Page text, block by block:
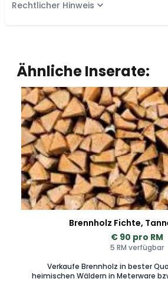
Rechtlicher Hinweis
Ähnliche Inserate:
Brennholz Fichte,
€ 90 pro RM
5 RM verfügbar
Verkaufe Brennholz in bester
heimischen Wäldern in Meterware